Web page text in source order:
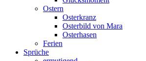
Ostern
Osterkranz
Osterbild von Mara
Osterhasen
Ferien
Sprüche